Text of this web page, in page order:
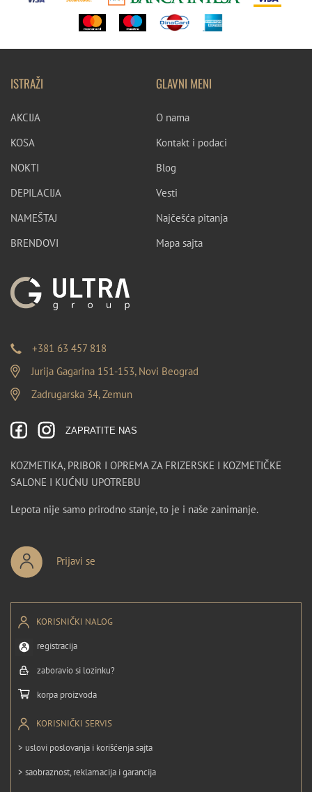
ISTRAŽI
AKCIJA
KOSA
NOKTI
DEPILACIJA
NAMEŠTAJ
BRENDOVI
GLAVNI MENI
O nama
Kontakt i podaci
Blog
Vesti
Najčešća pitanja
Mapa sajta
+381 63 457 818
Jurija Gagarina 151-153, Novi Beograd
Zadrugarska 34, Zemun
ZAPRATITE NAS
KOZMETIKA, PRIBOR I OPREMA ZA FRIZERSKE I KOZMETIČKE
SALONE I KUĆNU UPOTREBU
Lepota nije samo prirodno stanje, to je i naše zanimanje.
Prijavi se
KORISNIČKI NALOG
registracija
zaboravio si lozinku?
korpa proizvoda
KORISNIČKI SERVIS
> uslovi poslovanja i korišćenja sajta
> saobraznost, reklamacija i garancija